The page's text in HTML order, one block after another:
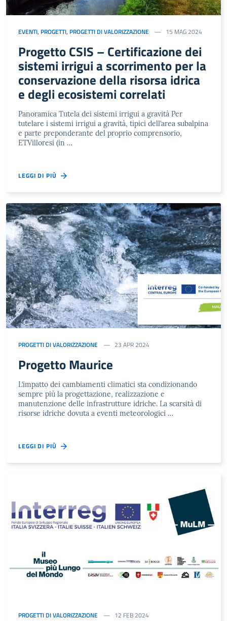
EVENTI, PROGETTI, PROGETTI DI VALORIZZAZIONE 15 MAG 2024
Progetto CSIS – Certificazione dei
sistemi irrigui a scorrimento per la
conservazione della risorsa idrica
e degli ecosistemi correlati
Panoramica Tutela dei sistemi irrigui a gravità Per
tutelare i sistemi irrigui a gravità, tipici dell’area subalpina
e parte preponderante del proprio comprensorio,
ETVilloresi (in …
LEGGI DI PIÙ
PROGETTI DI VALORIZZAZIONE 23 APR 2024
Progetto Maurice
L’impatto dei cambiamenti climatici sta condizionando
sempre più la progettazione, realizzazione e
manutenzione delle infrastrutture idriche. La scarsità di
risorse idriche dovuta a eventi meteorologici …
LEGGI DI PIÙ
PROGETTI DI VALORIZZAZIONE 12 FEB 2024